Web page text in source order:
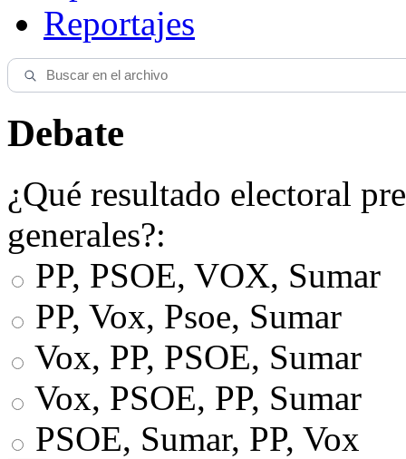
Reportajes
Debate
¿Qué resultado electoral
generales?:
PP, PSOE, VOX, Sumar
PP, Vox, Psoe, Sumar
Vox, PP, PSOE, Sumar
Vox, PSOE, PP, Sumar
PSOE, Sumar, PP, Vox